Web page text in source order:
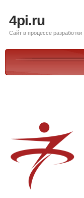
4pi.ru
Сайт в процессе разработки